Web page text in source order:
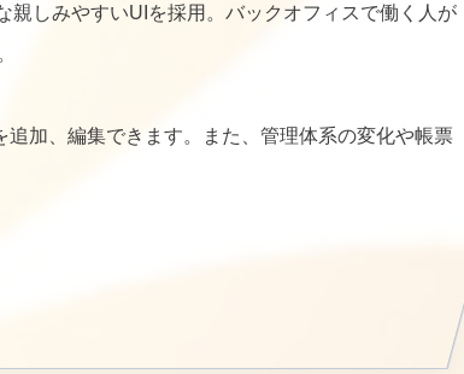
しみやすいUIを採用。バックオフィスで働く人が
加、編集できます。また、管理体系の変化や帳票